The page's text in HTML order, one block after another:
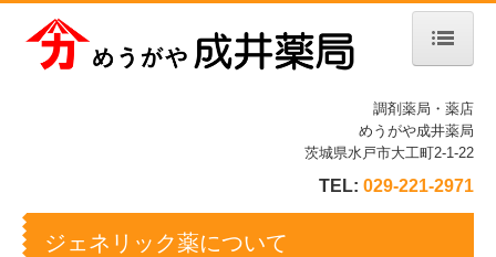
サービス案内
調剤薬局・薬店
めうがや成井薬局
茨城県水戸市大工町2-1-22
TEL: 029-221-2971
ジェネリック薬について